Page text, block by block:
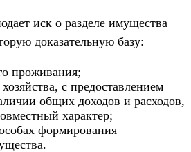
иск о разделе имущества
доказательную базу:
проживания;
с предоставлением
общих доходов и расходов,
характер;
формирования